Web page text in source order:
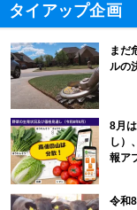
タイアップ企画
まだ
ルの
8月
し）
報ア
令和